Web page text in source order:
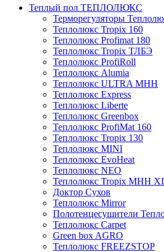
Теплый пол ТЕПЛОЛЮКС
Терморегуляторы
Теплолюкс Tropix 160
Теплолюкс Profimat 180
Теплолюкс Tropix ТЛБЭ
Теплолюкс ProfiRoll
Теплолюкс Alumia
Теплолюкс ULTRA МНН
Теплолюкс Express
Теплолюкс Liberte
Теплолюкс Greenbox
Теплолюкс ProfiMat 160
Теплолюкс Tropix 130
Теплолюкс MINI
Теплолюкс EvoHeat
Теплолюкс NEO
Теплолюкс Tropix МНН
Доктор Сухов
Теплолюкс Mirror
Полотенцесушители
Теплолюкс Carpet
Green box AGRO
Теплолюкс FREEZSTOP